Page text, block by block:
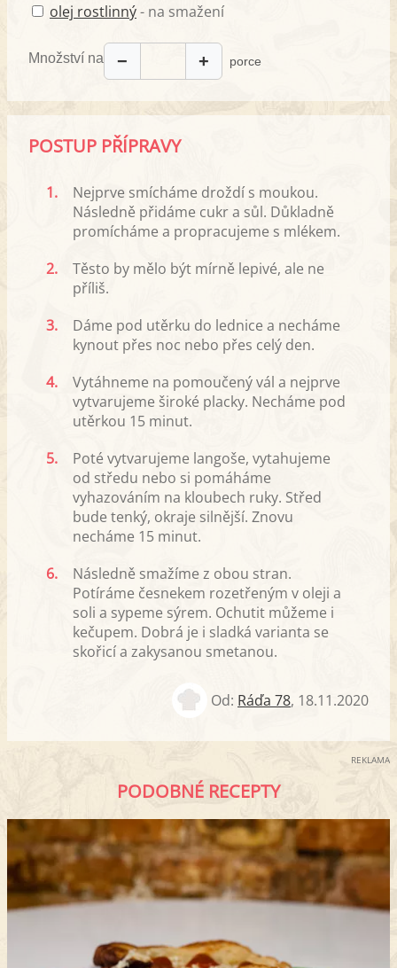
olej rostlinný- na smažení
Množství na − + porce
POSTUP PŘÍPRAVY
1.
Nejprve smícháme droždí s moukou.
Následně přidáme cukr a sůl. Důkladně
promícháme a propracujeme s mlékem.
2.
Těsto by mělo být mírně lepivé, ale ne
příliš.
3.
Dáme pod utěrku do lednice a necháme
kynout přes noc nebo přes celý den.
4.
Vytáhneme na pomoučený vál a nejprve
vytvarujeme široké placky. Necháme pod
utěrkou 15 minut.
5.
Poté vytvarujeme langoše, vytahujeme
od středu nebo si pomáháme
vyhazováním na kloubech ruky. Střed
bude tenký, okraje silnější. Znovu
necháme 15 minut.
6.
Následně smažíme z obou stran.
Potíráme česnekem rozetřeným v oleji a
soli a sypeme sýrem. Ochutit můžeme i
kečupem. Dobrá je i sladká varianta se
skořicí a zakysanou smetanou.
Od: Ráďa 78, 18.11.2020
REKLAMA
PODOBNÉ RECEPTY